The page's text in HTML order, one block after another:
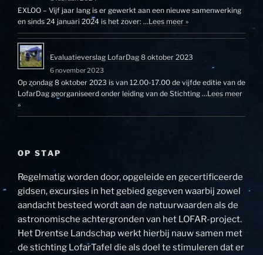
EXLOO – Vijf jaar lang is er gewerkt aan een nieuwe samenwerking
en sinds 24 januari 2024 is het zover: …Lees meer »
Evaluatieverslag LofarDag 8 oktober 2023
6 november 2023
Op zondag 8 oktober 2023 is van 12.00-17.00 de vijfde editie van de
LofarDag georganiseerd onder leiding van de Stichting …Lees meer
»
OP STAP
Regelmatig worden door, opgeleide en gecertificeerde
gidsen, excursies in het gebied gegeven waarbij zowel
aandacht besteed wordt aan de natuurwaarden als de
astronomische achtergronden van het LOFAR-project.
Het Drentse Landschap werkt hierbij nauw samen met
de stichting LofarTafel die als doel te stimuleren dat er